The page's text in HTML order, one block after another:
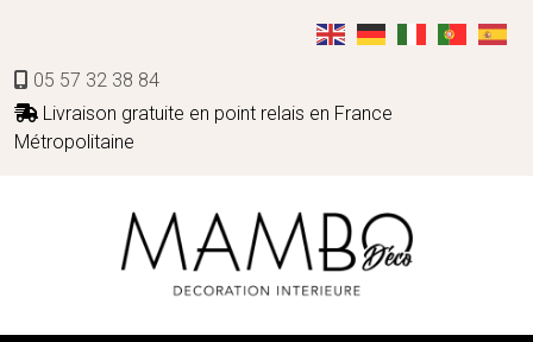
05 57 32 38 84
Livraison gratuite en point relais en France
Métropolitaine